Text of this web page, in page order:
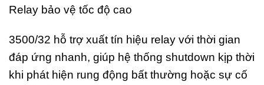
Relay bảo vệ tốc độ cao
3500/32 hỗ trợ xuất tín hiệu relay với thời gian
đáp ứng nhanh, giúp hệ thống shutdown kịp thời
khi phát hiện rung động bất thường hoặc sự cố